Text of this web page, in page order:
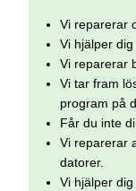
Vi reparerar
Vi hjälper dig
Vi reparerar
Vi tar fram
program på
Får du inte
Vi reparerar
datorer.
Vi hjälper